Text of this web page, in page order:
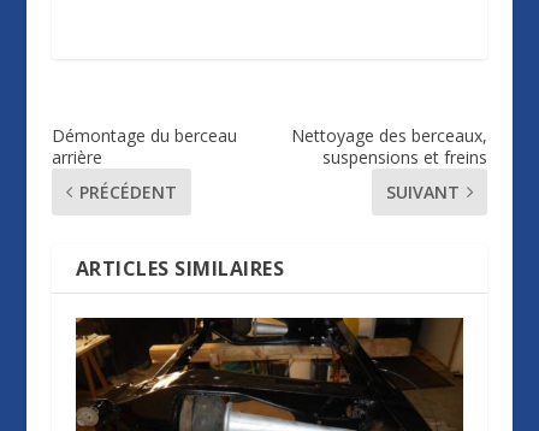
Démontage du berceau
arrière
PRÉCÉDENT
Nettoyage des berceaux,
suspensions et freins
SUIVANT
ARTICLES SIMILAIRES